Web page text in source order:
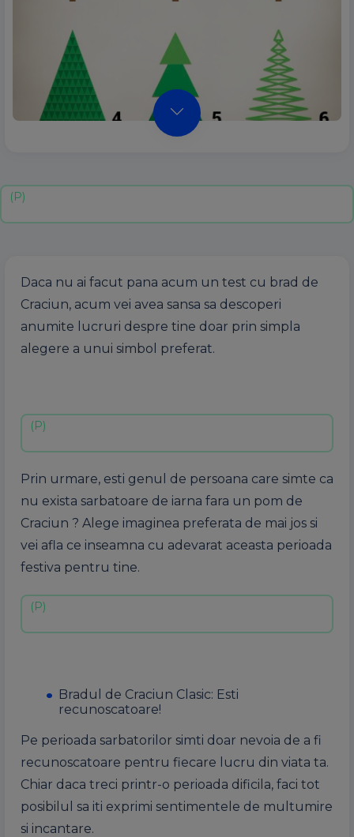
Daca nu ai facut pana acum un test cu brad de
Craciun, acum vei avea sansa sa descoperi
anumite lucruri despre tine doar prin simpla
alegere a unui simbol preferat.
Prin urmare, esti genul de persoana care simte ca
nu exista sarbatoare de iarna fara un pom de
Craciun ? Alege imaginea preferata de mai jos si
vei afla ce inseamna cu adevarat aceasta perioada
festiva pentru tine.
Bradul de Craciun Clasic: Esti
recunoscatoare!
Pe perioada sarbatorilor simti doar nevoia de a fi
recunoscatoare pentru fiecare lucru din viata ta.
Chiar daca treci printr-o perioada dificila, faci tot
posibilul sa iti exprimi sentimentele de multumire
si incantare.